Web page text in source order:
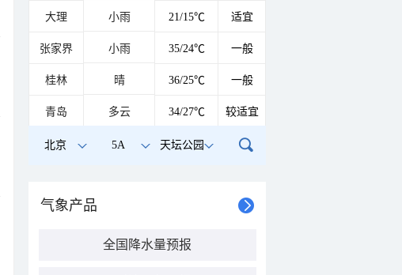
大理 小雨 21/15℃ 适宜
张家界 小雨 35/24℃ 一般
桂林 晴 36/25℃ 一般
青岛 多云 34/27℃ 较适宜
北京 5A 天坛公园
气象产品
全国降水量预报